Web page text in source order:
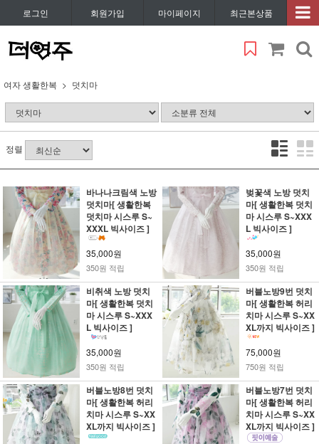
로그인 회원가입 마이페이지 최근본상품
여자 생활한복 덧치마
정렬
바나나크림색 노방
덧치마[ 생활한복
덧치마 시스루 S~
XXXL 빅사이즈 ]
35,000원
350원 적립
벚꽃색 노방 덧치
마[ 생활한복 덧치
마 시스루 S~XXX
L 빅사이즈 ]
35,000원
350원 적립
비취색 노방 덧치
마[ 생활한복 덧치
마 시스루 S~XXX
L 빅사이즈 ]
35,000원
350원 적립
버블노방9번 덧치
마[ 생활한복 허리
치마 시스루 S~XX
XL까지 빅사이즈 ]
75,000원
750원 적립
버블노방8번 덧치
마[ 생활한복 허리
치마 시스루 S~XX
XL까지 빅사이즈 ]
버블노방7번 덧치
마[ 생활한복 허리
치마 시스루 S~XX
XL까지 빅사이즈 ]